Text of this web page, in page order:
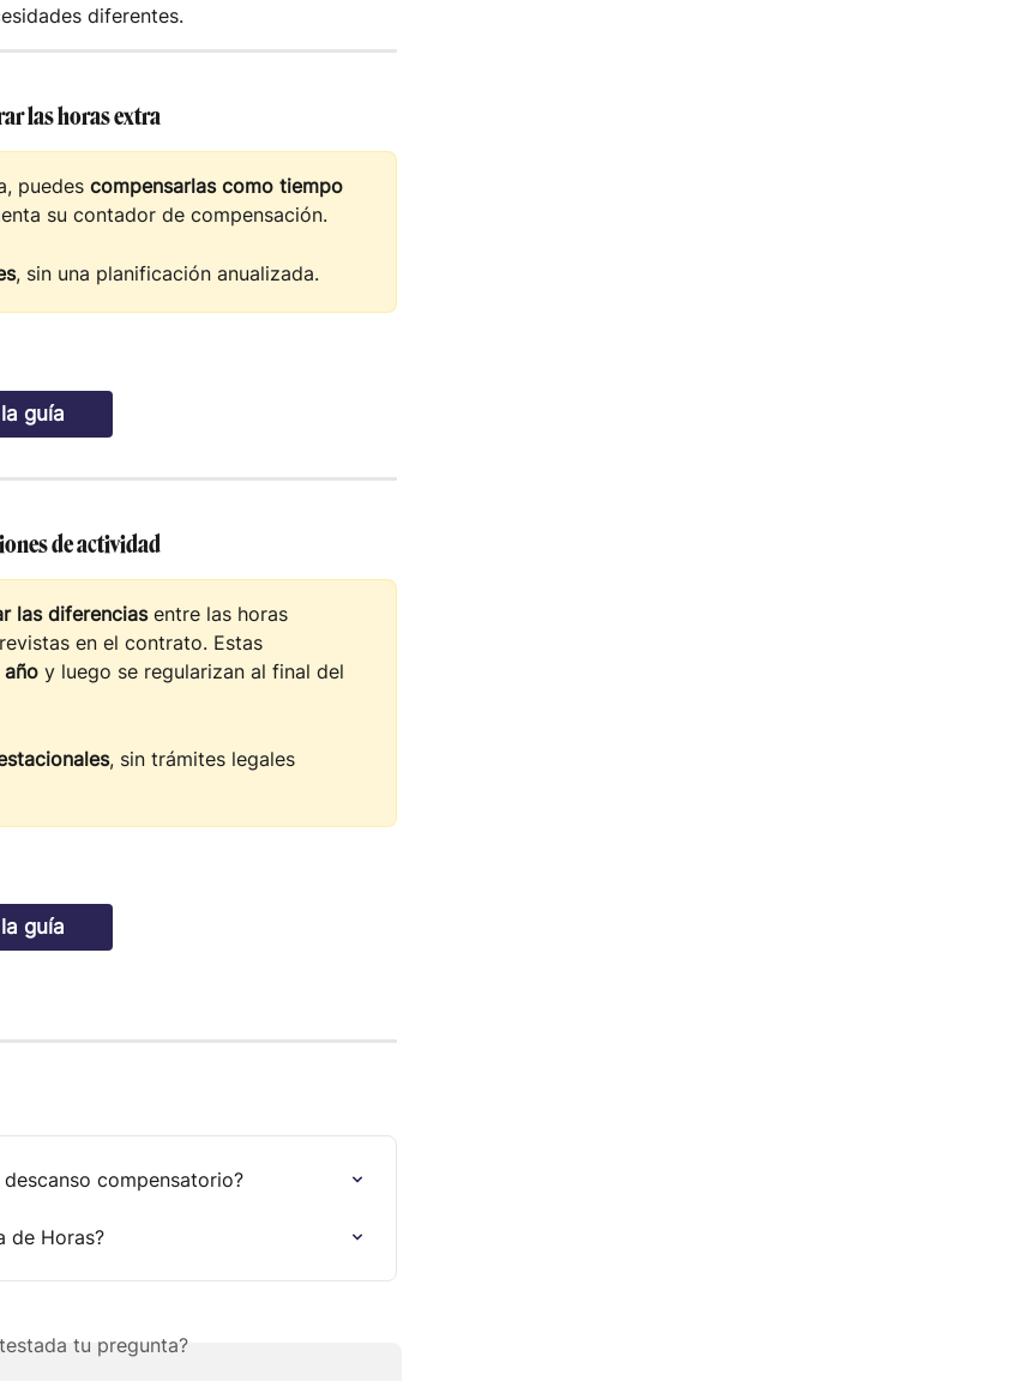
diferentes.
las horas extra
puedes compensarlas como tiempo
su contador de compensación.
, sin una planificación anualizada.
guía
de actividad
las diferencias entre las horas
en el contrato. Estas
y luego se regularizan al final del
, sin trámites legales
guía
compensatorio?
de Horas?
tu pregunta?